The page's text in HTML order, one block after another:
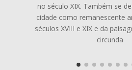
no século XIX. Também se
cidade como remanescente
séculos XVIII e XIX e da
circunda